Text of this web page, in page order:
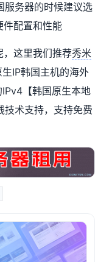
服务器的时候建议选
件配置和性能
这里我们推荐秀米
IP韩国主机的海外
【韩国原生本地
术支持，支持免费